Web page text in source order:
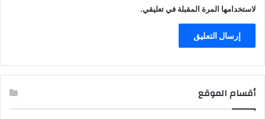
لاستخدامها المرة المقبلة في تعليقي.
أقسام الموقع